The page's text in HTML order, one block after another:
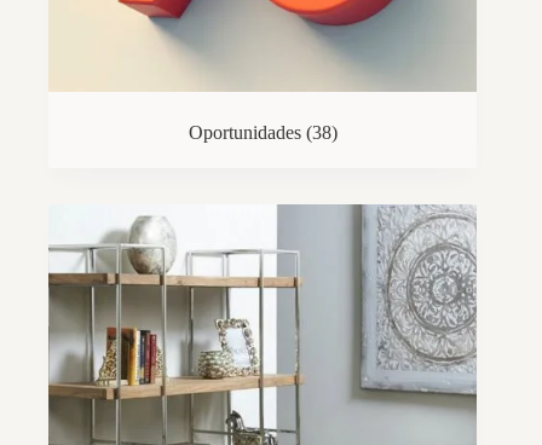
Oportunidades (38)